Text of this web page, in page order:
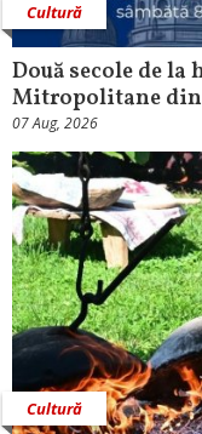
Cultură
Două secole de
Mitropolitane
07 Aug, 2026
Cultură